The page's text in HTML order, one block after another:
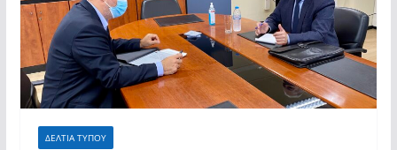
ΔΕΛΤΙΑ ΤΥΠΟΥ